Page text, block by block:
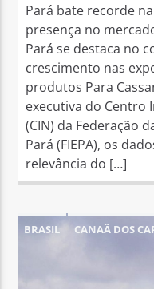
Pará bate recorde
presença no
Pará se destaca no
crescimento nas
produtos Para
executiva do Centro
(CIN) da Federação
Pará (FIEPA), os
relevância do […]
BRASIL CANAÃ DOS